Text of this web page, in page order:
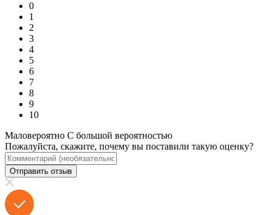
0
1
2
3
4
5
6
7
8
9
10
Маловероятно С большой вероятностью
Пожалуйста, скажите, почему вы поставили такую оценку?
Отправить отзыв